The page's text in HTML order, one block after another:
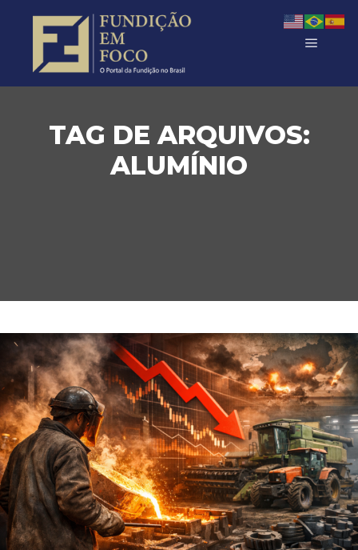
TAG DE ARQUIVOS:
ALUMÍNIO